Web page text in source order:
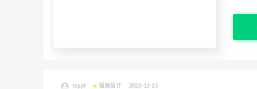
ssppt 插画设计 2023-12-23